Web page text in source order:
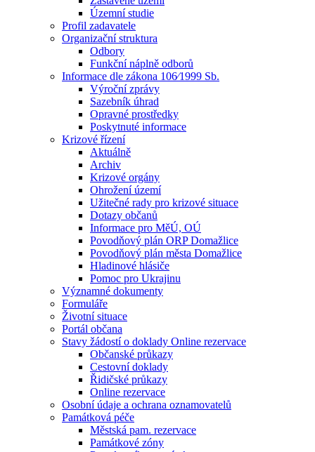
Územní studie
Profil zadavatele
Organizační struktura
Odbory
Funkční náplně odborů
Informace dle zákona 106⁄1999 Sb.
Výroční zprávy
Sazebník úhrad
Opravné prostředky
Poskytnuté informace
Krizové řízení
Aktuálně
Archiv
Krizové orgány
Ohrožení území
Užitečné rady pro krizové situace
Dotazy občanů
Informace pro MěÚ, OÚ
Povodňový plán ORP Domažlice
Povodňový plán města Domažlice
Hladinové hlásiče
Pomoc pro Ukrajinu
Významné dokumenty
Formuláře
Životní situace
Portál občana
Stavy žádostí o doklady Online rezervace
Občanské průkazy
Cestovní doklady
Řidičské průkazy
Online rezervace
Osobní údaje a ochrana oznamovatelů
Památková péče
Městská pam. rezervace
Památkové zóny